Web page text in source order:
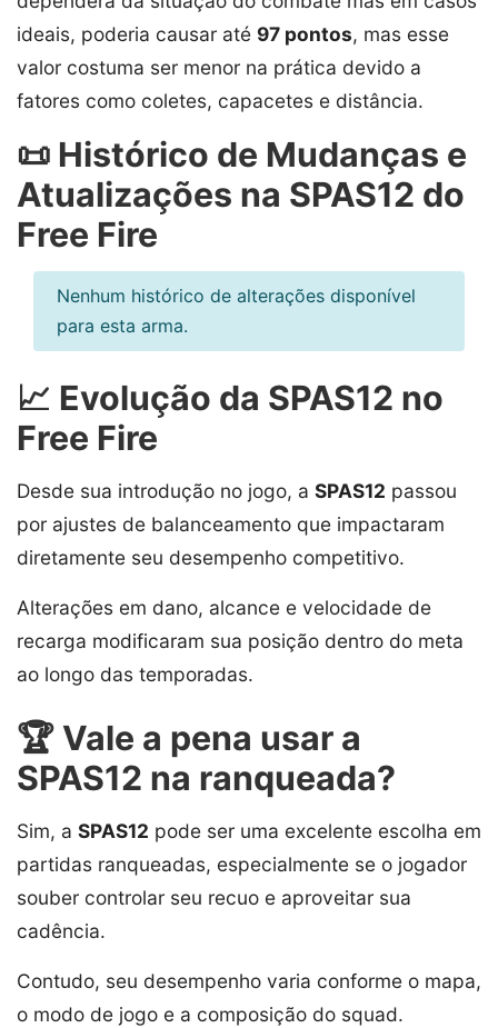
ideais, poderia causar até 97 pontos, mas esse
valor costuma ser menor na prática devido a
fatores como coletes, capacetes e distância.
📜 Histórico de Mudanças e
Atualizações na SPAS12 do
Free Fire
Nenhum histórico de alterações disponível
para esta arma.
📈 Evolução da SPAS12 no
Free Fire
Desde sua introdução no jogo, a SPAS12 passou
por ajustes de balanceamento que impactaram
diretamente seu desempenho competitivo.
Alterações em dano, alcance e velocidade de
recarga modificaram sua posição dentro do meta
ao longo das temporadas.
🏆 Vale a pena usar a
SPAS12 na ranqueada?
Sim, a SPAS12 pode ser uma excelente escolha em
partidas ranqueadas, especialmente se o jogador
souber controlar seu recuo e aproveitar sua
cadência.
Contudo, seu desempenho varia conforme o mapa,
o modo de jogo e a composição do squad.